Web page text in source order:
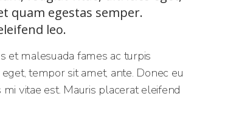
quam egestas semper.
leo.
et malesuada fames ac turpis
tempor sit amet, ante. Donec eu
vitae est. Mauris placerat eleifend